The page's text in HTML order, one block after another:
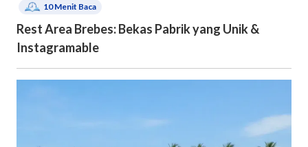
10Menit Baca
Rest Area Brebes: Bekas Pabrik yang Unik &
Instagramable